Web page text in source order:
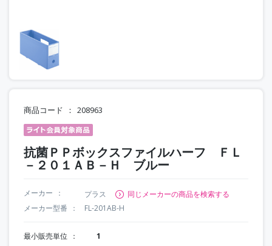
商品コード 208963
抗菌ＰＰボックスファイルハーフ ＦＬ
－２０１ＡＢ－Ｈ ブルー
メーカー プラス
同じメーカーの商品を検索する
メーカー型番
FL-201AB-H
最小販売単位 1